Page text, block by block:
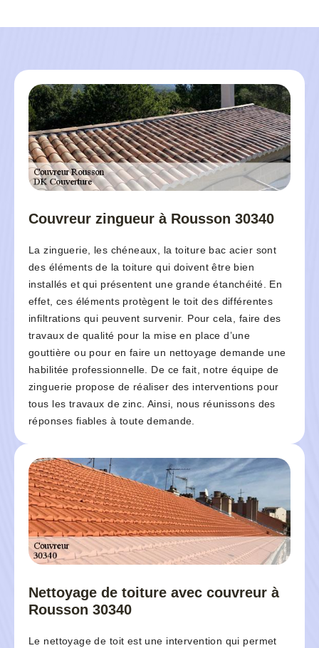
Couvreur zingueur à Rousson 30340
La zinguerie, les chéneaux, la toiture bac acier sont
des éléments de la toiture qui doivent être bien
installés et qui présentent une grande étanchéité. En
effet, ces éléments protègent le toit des différentes
infiltrations qui peuvent survenir. Pour cela, faire des
travaux de qualité pour la mise en place d’une
gouttière ou pour en faire un nettoyage demande une
habilitée professionnelle. De ce fait, notre équipe de
zinguerie propose de réaliser des interventions pour
tous les travaux de zinc. Ainsi, nous réunissons des
réponses fiables à toute demande.
Nettoyage de toiture avec couvreur à
Rousson 30340
Le nettoyage de toit est une intervention qui permet